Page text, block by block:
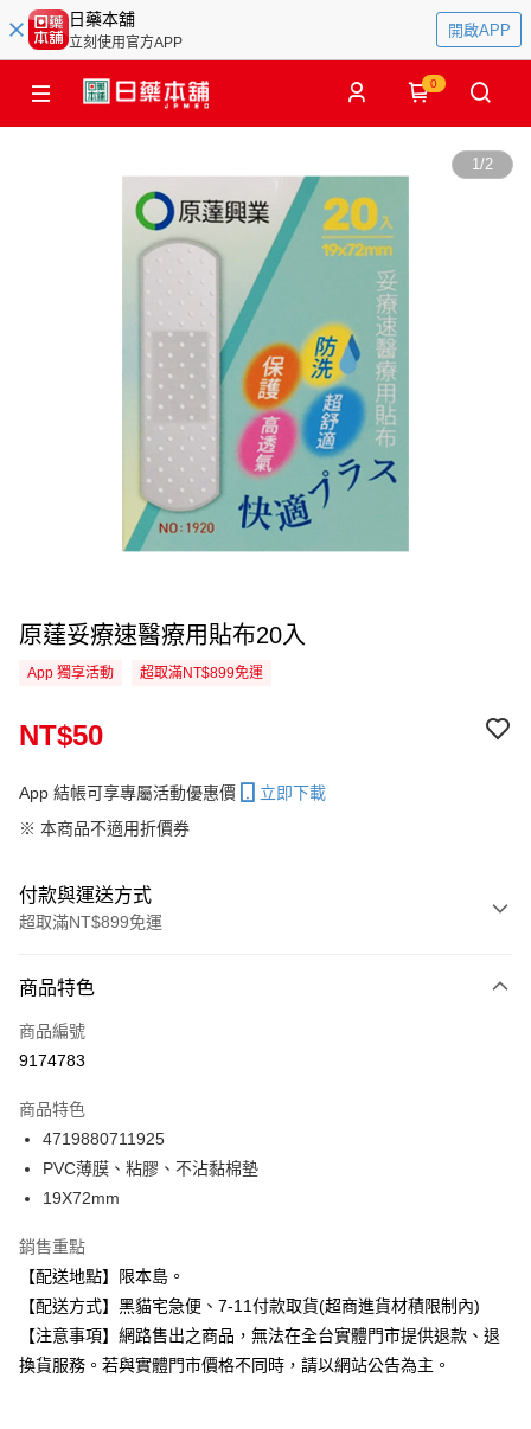
日藥本舖
立刻使用官方APP
開啟APP
0
1/2
原薘妥療速醫療用貼布20入
App 獨享活動 超取滿NT$899免運
NT$50
App 結帳可享專屬活動優惠價
立即下載
※ 本商品不適用折價券
付款與運送方式
超取滿NT$899免運
信用卡一次付款
信用卡分期付款
合作金庫商業銀行
華南商業銀行
上海商業儲蓄銀行
國泰世華商業銀行
匯豐（台灣）商業銀行
聯邦商業銀行
元大商業銀行
永豐商業銀行
星展（台灣）商業銀行
台新國際商業銀行
中國信託商業銀行
台灣樂天信用卡公司
LINE Pay
街口支付
悠遊付
Google Pay
商品特色
商品編號
9174783
商品特色
4719880711925
PVC薄膜、粘膠、不沾黏棉墊
19X72mm
銷售重點
【配送地點】限本島。
【配送方式】黑貓宅急便、7-11付款取貨(超商進貨材積限制內)
【注意事項】網路售出之商品，無法在全台實體門市提供退款、退
換貨服務。若與實體門市價格不同時，請以網站公告為主。